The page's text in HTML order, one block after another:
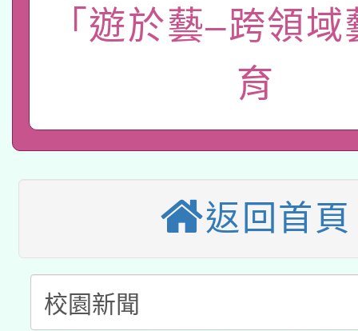
業技術研究院辦理「
用水績優單位及節水達
115年8月22日(星期六
桃園市孔廟祈福系列
2026年桃園地景藝術
本校115學年度第2次
招甄選結果公告(無人
招)
適應運動共學行動站研
本館辦理115年度閱讀
暨閱讀推動專業研習
科技賦能─人工智慧
礎課程
A3數位素養講師名單
「數位內容與教學軟體
「遊於藝–跨領
育
返回首頁